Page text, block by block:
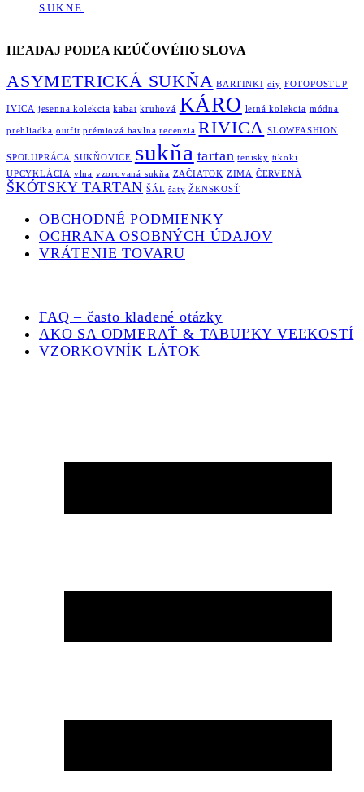
SUKNE
HĽADAJ PODĽA KĽÚČOVÉHO SLOVA
ASYMETRICKÁ SUKŇA BARTINKI diy FOTOPOSTUP
IVICA jesenna kolekcia kabat kruhová KÁRO letná kolekcia módna
prehliadka outfit prémiová bavlna recenzia RIVICA SLOWFASHION
SPOLUPRÁCA SUKŇOVICE sukňa tartan tenisky tikoki
UPCYKLÁCIA vlna vzorovaná sukňa ZAČIATOK ZIMA ČERVENÁ
ŠKÓTSKY TARTAN ŠÁL šaty ŽENSKOSŤ
OBCHODNÉ PODMIENKY
OCHRANA OSOBNÝCH ÚDAJOV
VRÁTENIE TOVARU
FAQ – často kladené otázky
AKO SA ODMERAŤ & TABUĽKY VEĽKOSTÍ
VZORKOVNÍK LÁTOK